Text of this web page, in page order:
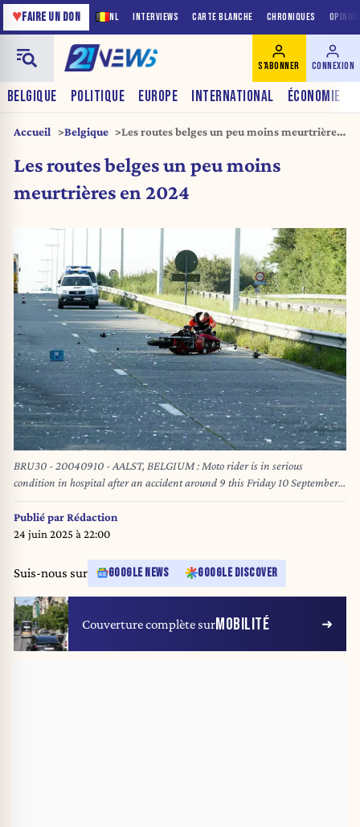
NL INTERVIEWS CARTE BLANCHE CHRONIQUES
♥FAIRE UN DON
BELGIQUE POLITIQUE EUROPE INTERNATIONAL ÉCONOMIE
S'ABONNER CONNEXION
Accueil Belgique
Les routes belges un peu moins meurtrières
Les routes belges un peu moins
meurtrières en 2024
BRU30 - 20040910 - AALST, BELGIUM : Moto rider is in serious
condition in hospital after an accident around 9 this Friday 10 September
in the morning, in the expes way direction Aalst in Erembodegem. BELGA
PHOTO AVS
Publié parRédaction
24 juin 2025 à 22:00
Suis-nous sur GOOGLE NEWS GOOGLE DISCOVER
Couverture complète surMOBILITÉ